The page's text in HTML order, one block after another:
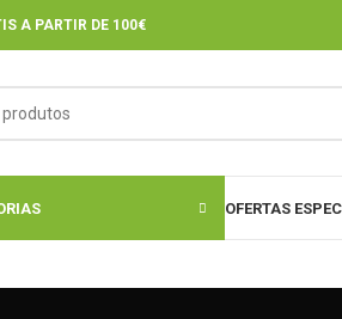
A PARTIR DE 100€
OFERTAS